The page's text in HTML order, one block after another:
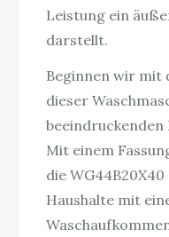
Leistung ein
darstellt.
Beginnen wir
dieser
Mit einem
die
Haushalte mit